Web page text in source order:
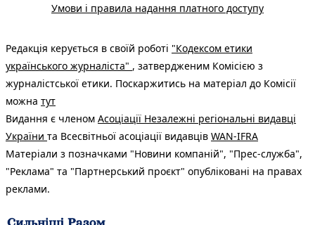
Умови і правила надання платного доступу
Редакція керується в своїй роботі "Кодексом етики
українського журналіста" , затвердженим Комісією з
журналістської етики. Поскаржитись на матеріал до Комісії
можна тут
Видання є членом Асоціації Незалежні регіональні видавці
України та Всесвітньої асоціації видавців WAN-IFRA
Матеріали з позначками "Новини компаній", "Прес-служба",
"Реклама" та "Партнерський проєкт" опубліковані на правах
реклами.